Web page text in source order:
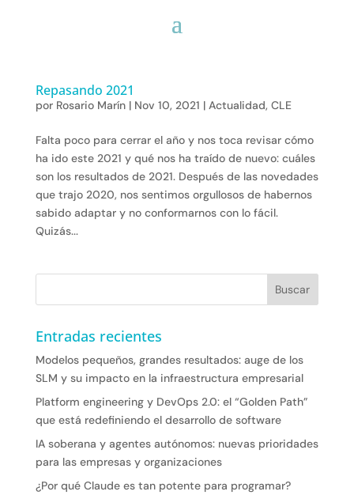
Repasando 2021
por Rosario Marín| Nov 10, 2021 | Actualidad, CLE
Falta poco para cerrar el año y nos toca revisar cómo
ha ido este 2021 y qué nos ha traído de nuevo: cuáles
son los resultados de 2021. Después de las novedades
que trajo 2020, nos sentimos orgullosos de habernos
sabido adaptar y no conformarnos con lo fácil.
Quizás...
Entradas recientes
Modelos pequeños, grandes resultados: auge de los
SLM y su impacto en la infraestructura empresarial
Platform engineering y DevOps 2.0: el “Golden Path”
que está redefiniendo el desarrollo de software
IA soberana y agentes autónomos: nuevas prioridades
para las empresas y organizaciones
¿Por qué Claude es tan potente para programar?